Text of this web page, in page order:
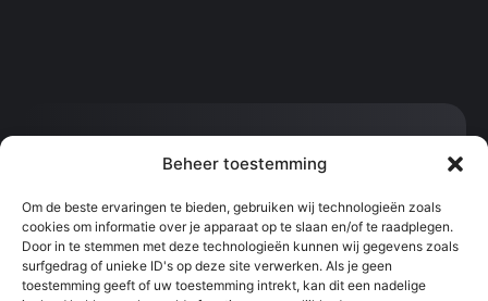
Beheer toestemming
Om de beste ervaringen te bieden, gebruiken wij technologieën zoals
cookies om informatie over je apparaat op te slaan en/of te raadplegen.
Door in te stemmen met deze technologieën kunnen wij gegevens zoals
surfgedrag of unieke ID's op deze site verwerken. Als je geen
toestemming geeft of uw toestemming intrekt, kan dit een nadelige
info@svenvanhoof.com
0613377542
Sportcentrum Kralingen, Slaak, Rotterdam